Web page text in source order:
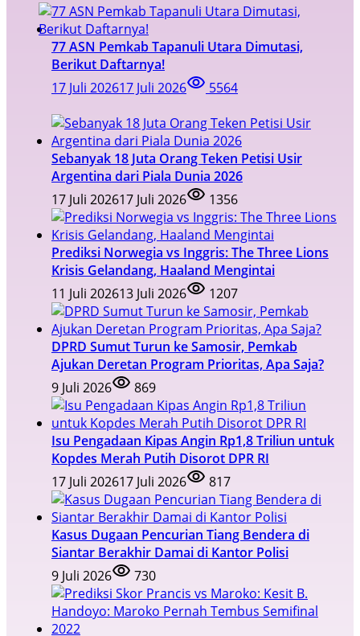
77 ASN Pemkab Tapanuli Utara Dimutasi,
Berikut Daftarnya!
17 Juli 202617 Juli 2026 5564
Sebanyak 18 Juta Orang Teken Petisi Usir
Argentina dari Piala Dunia 2026
17 Juli 202617 Juli 2026 1356
Prediksi Norwegia vs Inggris: The Three Lions
Krisis Gelandang, Haaland Mengintai
11 Juli 202613 Juli 2026 1207
DPRD Sumut Turun ke Samosir, Pemkab
Ajukan Deretan Program Prioritas, Apa Saja?
9 Juli 2026
869
Isu Pengadaan Kipas Angin Rp1,8 Triliun untuk
Kopdes Merah Putih Disorot DPR RI
17 Juli 202617 Juli 2026 817
Kasus Dugaan Pencurian Tiang Bendera di
Siantar Berakhir Damai di Kantor Polisi
9 Juli 2026
730